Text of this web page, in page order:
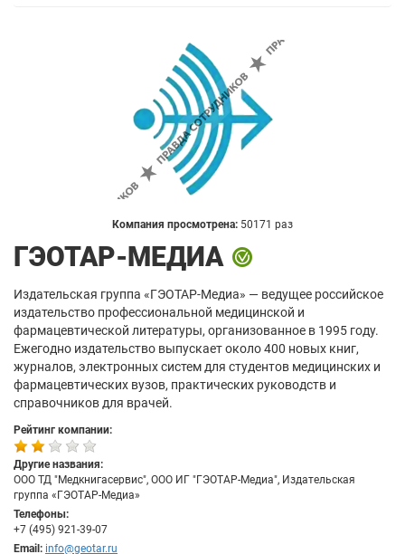
Компания просмотрена: 50171 раз
ГЭОТАР-МЕДИА
Издательская группа «ГЭОТАР-Медиа» — ведущее российское
издательство профессиональной медицинской и
фармацевтической литературы, организованное в 1995 году.
Ежегодно издательство выпускает около 400 новых книг,
журналов, электронных систем для студентов медицинских и
фармацевтических вузов, практических руководств и
справочников для врачей.
Рейтинг компании:
Другие названия:
ООО ТД "Медкнигасервис", ООО ИГ "ГЭОТАР-Медиа", Издательская
группа «ГЭОТАР-Медиа»
Телефоны:
+7 (495) 921-39-07
Email: info@geotar.ru